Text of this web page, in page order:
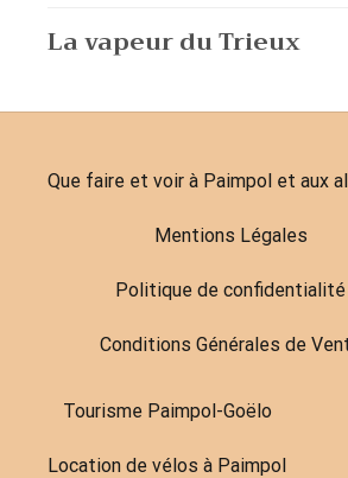
La vapeur du Trieux
Que faire et voir à Paimpol et aux
Mentions Légales
Politique de confidentialité
Conditions Générales de
Tourisme Paimpol-Goëlo
Location de vélos à Paimpol